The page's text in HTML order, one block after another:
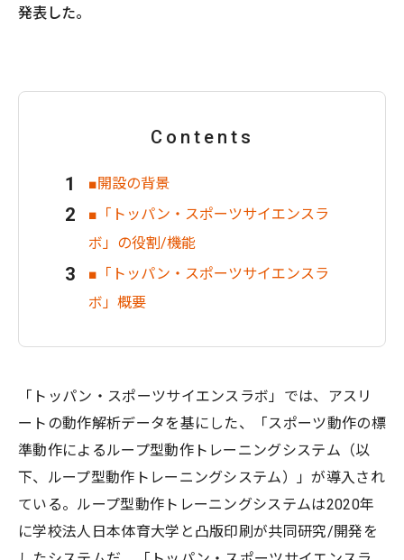
発表した。
Contents
■開設の背景
■「トッパン・スポーツサイエンスラ
ボ」の役割/機能
■「トッパン・スポーツサイエンスラ
ボ」概要
「トッパン・スポーツサイエンスラボ」では、アスリ
ートの動作解析データを基にした、「スポーツ動作の標
準動作によるループ型動作トレーニングシステム（以
下、ループ型動作トレーニングシステム）」が導入され
ている。ループ型動作トレーニングシステムは2020年
に学校法人日本体育大学と凸版印刷が共同研究/開発を